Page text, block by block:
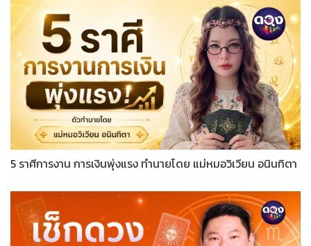
5 ราศีการงาน การเงินพุ่งแรง ทำนายโดย แม่หมอวิเวียน อนินทิตา